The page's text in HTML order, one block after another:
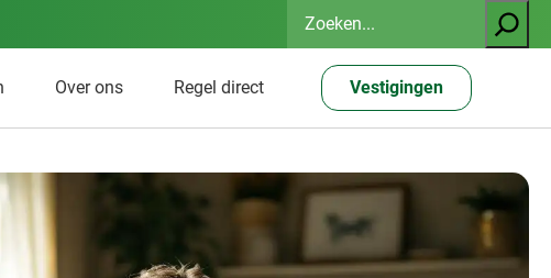
Zoeken
Over ons Regel direct Vestigingen